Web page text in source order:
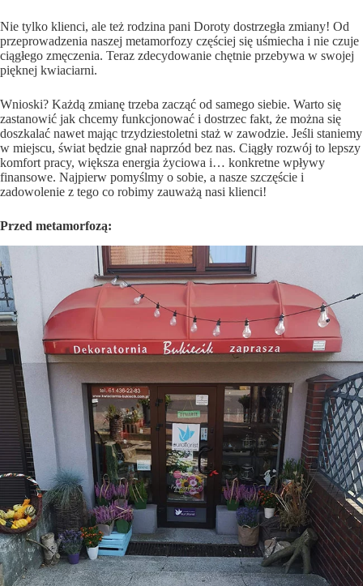
Nie tylko klienci, ale też rodzina pani Doroty dostrzegła zmiany! Od
przeprowadzenia naszej metamorfozy częściej się uśmiecha i nie czuje
ciągłego zmęczenia. Teraz zdecydowanie chętnie przebywa w swojej
pięknej kwiaciarni.
Wnioski? Każdą zmianę trzeba zacząć od samego siebie. Warto się
zastanowić jak chcemy funkcjonować i dostrzec fakt, że można się
doszkalać nawet mając trzydziestoletni staż w zawodzie. Jeśli staniemy
w miejscu, świat będzie gnał naprzód bez nas. Ciągły rozwój to lepszy
komfort pracy, większa energia życiowa i… konkretne wpływy
finansowe. Najpierw pomyślmy o sobie, a nasze szczęście i
zadowolenie z tego co robimy zauważą nasi klienci!
Przed metamorfozą: